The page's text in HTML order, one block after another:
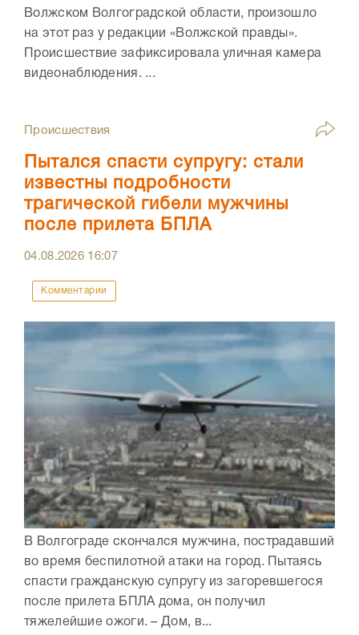
Волжском Волгоградской области, произошло
на этот раз у редакции «Волжской правды».
Происшествие зафиксировала уличная камера
видеонаблюдения. ...
Происшествия
Пытался спасти супругу: стали
известны подробности
трагической гибели мужчины
после прилета БПЛА
04.08.2026 16:07
Комментарии
В Волгограде скончался мужчина, пострадавший
во время беспилотной атаки на город. Пытаясь
спасти гражданскую супругу из загоревшегося
после прилета БПЛА дома, он получил
тяжелейшие ожоги. – Дом, в...